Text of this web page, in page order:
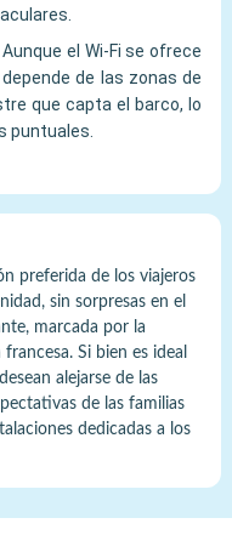
Aunque el Wi-Fi se ofrece
de las zonas de
que capta el barco, lo
puntuales.
preferida de los viajeros
sin sorpresas en el
marcada por la
Si bien es ideal
alejarse de las
de las familias
dedicadas a los